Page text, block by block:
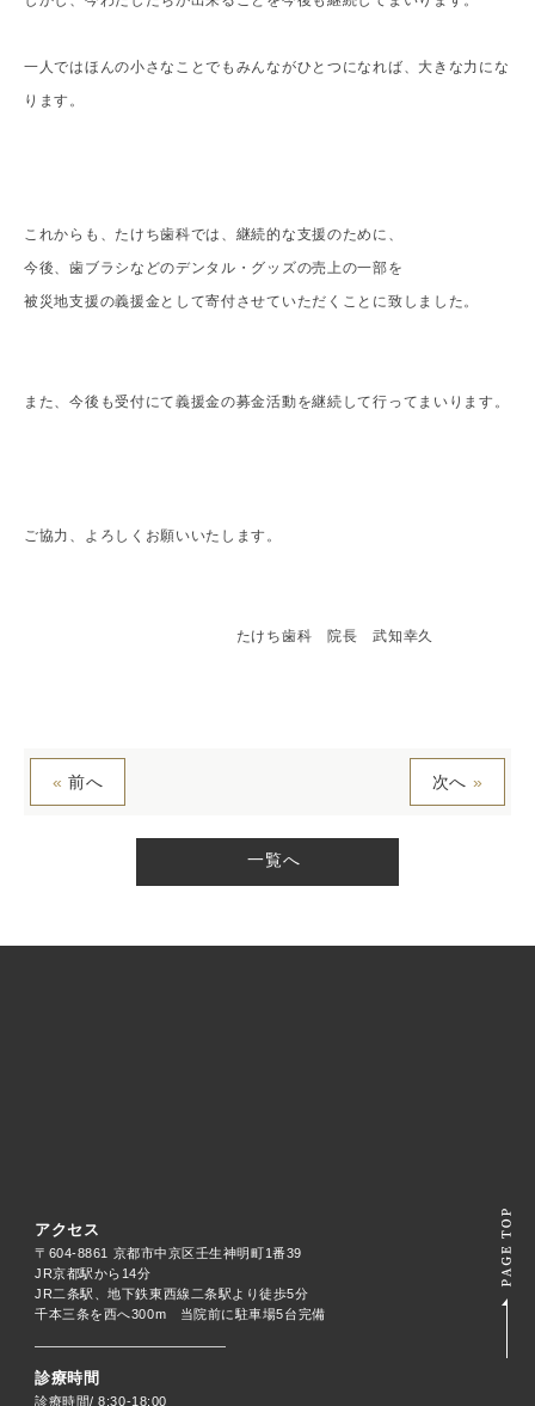
一人ではほんの小さなことでもみんながひとつになれば、大きな力にな
ります。
これからも、たけち歯科では、継続的な支援のために、
今後、歯ブラシなどのデンタル・グッズの売上の一部を
被災地支援の義援金として寄付させていただくことに致しました。
また、今後も受付にて義援金の募金活動を継続して行ってまいります。
ご協力、よろしくお願いいたします。
たけち歯科 院長 武知幸久
« 前へ 次へ »
一覧へ
アクセス
〒604-8861 京都市中京区壬生神明町1番39
JR京都駅から14分
JR二条駅、地下鉄東西線二条駅より徒歩5分
千本三条を西へ300m 当院前に駐車場5台完備
診療時間
診療時間/ 8:30-18:00